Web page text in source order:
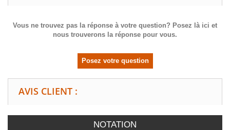
Vous ne trouvez pas la réponse à votre question? Posez là ici et
nous trouverons la réponse pour vous.
Posez votre question
AVIS CLIENT :
NOTATION